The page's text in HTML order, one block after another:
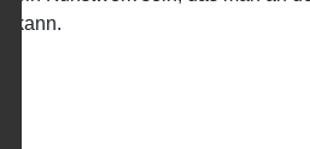
kann.